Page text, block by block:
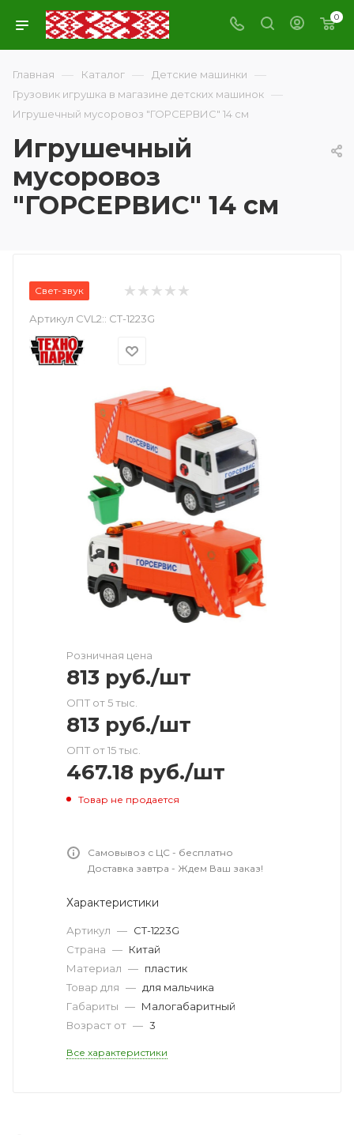
0
Главная — Каталог — Детские машинки —
Грузовик игрушка в магазине детских машинок —
Игрушечный мусоровоз "ГОРСЕРВИС" 14 см
Игрушечный
мусоровоз
"ГОРСЕРВИС" 14 см
Свет-звук
Артикул CVL2:: CT-1223G
Розничная цена
813 руб./шт
ОПТ от 5 тыс.
813 руб./шт
ОПТ от 15 тыс.
467.18 руб./шт
Товар не продается
Самовывоз с ЦС - бесплатно
Доставка завтра - Ждем Ваш заказ!
Характеристики
Артикул — CT-1223G
Страна — Китай
Материал — пластик
Товар для — для мальчика
Габариты — Малогабаритный
Возраст от — 3
Все характеристики